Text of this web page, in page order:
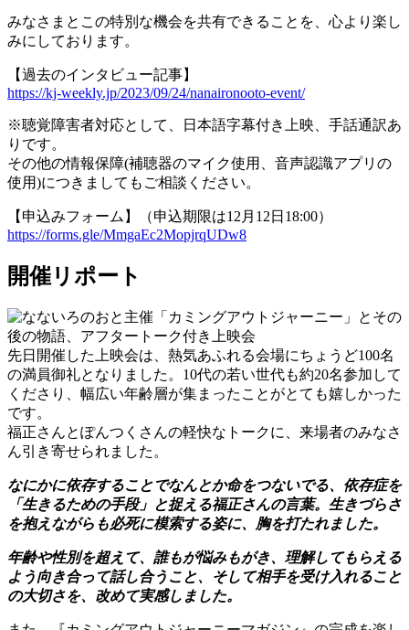
みなさまとこの特別な機会を共有できることを、心より楽し
みにしております。
【過去のインタビュー記事】
https://kj-weekly.jp/2023/09/24/nanaironooto-event/
※聴覚障害者対応として、日本語字幕付き上映、手話通訳あ
りです。
その他の情報保障(補聴器のマイク使用、音声認識アプリの
使用)につきましてもご相談ください。
【申込みフォーム】（申込期限は12月12日18:00）
https://forms.gle/MmgaEc2MopjrqUDw8
開催リポート
先日開催した上映会は、熱気あふれる会場にちょうど100名
の満員御礼となりました。10代の若い世代も約20名参加して
くださり、幅広い年齢層が集まったことがとても嬉しかった
です。
福正さんとぽんつくさんの軽快なトークに、来場者のみなさ
ん引き寄せられました。
なにかに依存することでなんとか命をつないでる、依存症を
「生きるための手段」と捉える福正さんの言葉。生きづらさ
を抱えながらも必死に模索する姿に、胸を打たれました。
年齢や性別を超えて、誰もが悩みもがき、理解してもらえる
よう向き合って話し合うこと、そして相手を受け入れること
の大切さを、改めて実感しました。